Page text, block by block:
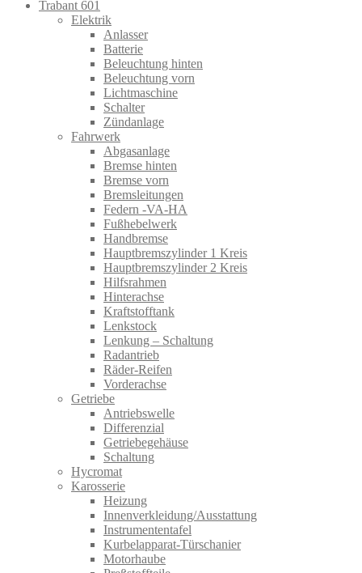
Trabant 601
Elektrik
Anlasser
Batterie
Beleuchtung hinten
Beleuchtung vorn
Lichtmaschine
Schalter
Zündanlage
Fahrwerk
Abgasanlage
Bremse hinten
Bremse vorn
Bremsleitungen
Federn -VA-HA
Fußhebelwerk
Handbremse
Hauptbremszylinder 1 Kreis
Hauptbremszylinder 2 Kreis
Hilfsrahmen
Hinterachse
Kraftstofftank
Lenkstock
Lenkung – Schaltung
Radantrieb
Räder-Reifen
Vorderachse
Getriebe
Antriebswelle
Differenzial
Getriebegehäuse
Schaltung
Hycromat
Karosserie
Heizung
Innenverkleidung/Ausstattung
Instrumententafel
Kurbelapparat-Türschanier
Motorhaube